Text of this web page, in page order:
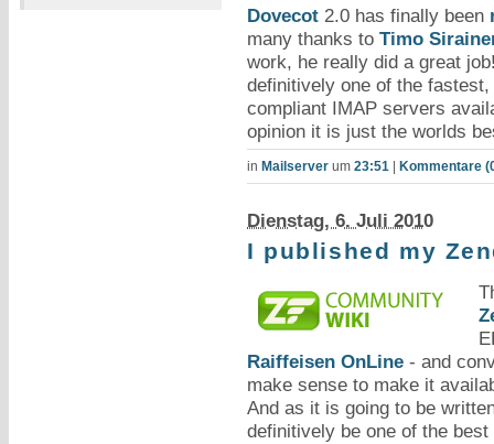
Dovecot2.0 has finally been
many thanks to Timo
work, he really did a great
definitively one of the
compliant IMAP servers
opinion it is just the worlds
in Mailserverum 23:51| Kommentare
Dienstag, 6. Juli 2010
I published my
Raiffeisen OnLine- and
make sense to make it
And as it is going to be
definitively be one of the